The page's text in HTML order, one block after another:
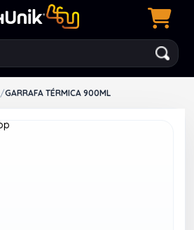
/GARRAFA TÉRMICA 900ML